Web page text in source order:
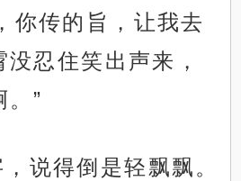
你传的旨，让我去
没忍住笑出声来，
”
说得倒是轻飘飘。